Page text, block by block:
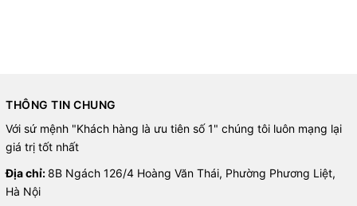
THÔNG TIN CHUNG
Với sứ mệnh "Khách hàng là ưu tiên số 1" chúng tôi luôn mạng lại
giá trị tốt nhất
Địa chỉ: 8B Ngách 126/4 Hoàng Văn Thái, Phường Phương Liệt,
Hà Nội